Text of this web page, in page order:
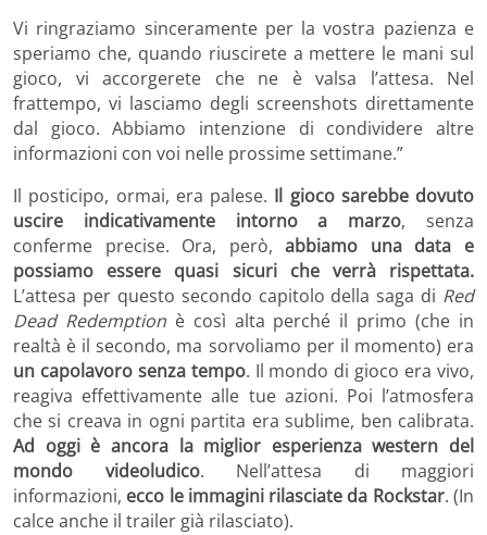
Vi ringraziamo sinceramente per la vostra pazienza e
speriamo che, quando riuscirete a mettere le mani sul
gioco, vi accorgerete che ne è valsa l’attesa. Nel
frattempo, vi lasciamo degli screenshots direttamente
dal gioco. Abbiamo intenzione di condividere altre
informazioni con voi nelle prossime settimane.”
Il posticipo, ormai, era palese. Il gioco sarebbe dovuto
uscire indicativamente intorno a marzo, senza
conferme precise. Ora, però,abbiamo una data e
possiamo essere quasi sicuri che verrà rispettata.
L’attesa per questo secondo capitolo della saga di Red
Dead Redemptionè così alta perché il primo (che in
realtà è il secondo, ma sorvoliamo per il momento) era
un capolavoro senza tempo. Il mondo di gioco era vivo,
reagiva effettivamente alle tue azioni. Poi l’atmosfera
che si creava in ogni partita era sublime, ben calibrata.
Ad oggi è ancora la miglior esperienza western del
mondo videoludico. Nell’attesa di maggiori
informazioni, ecco le immagini rilasciate da Rockstar. (In
calce anche il trailer già rilasciato).